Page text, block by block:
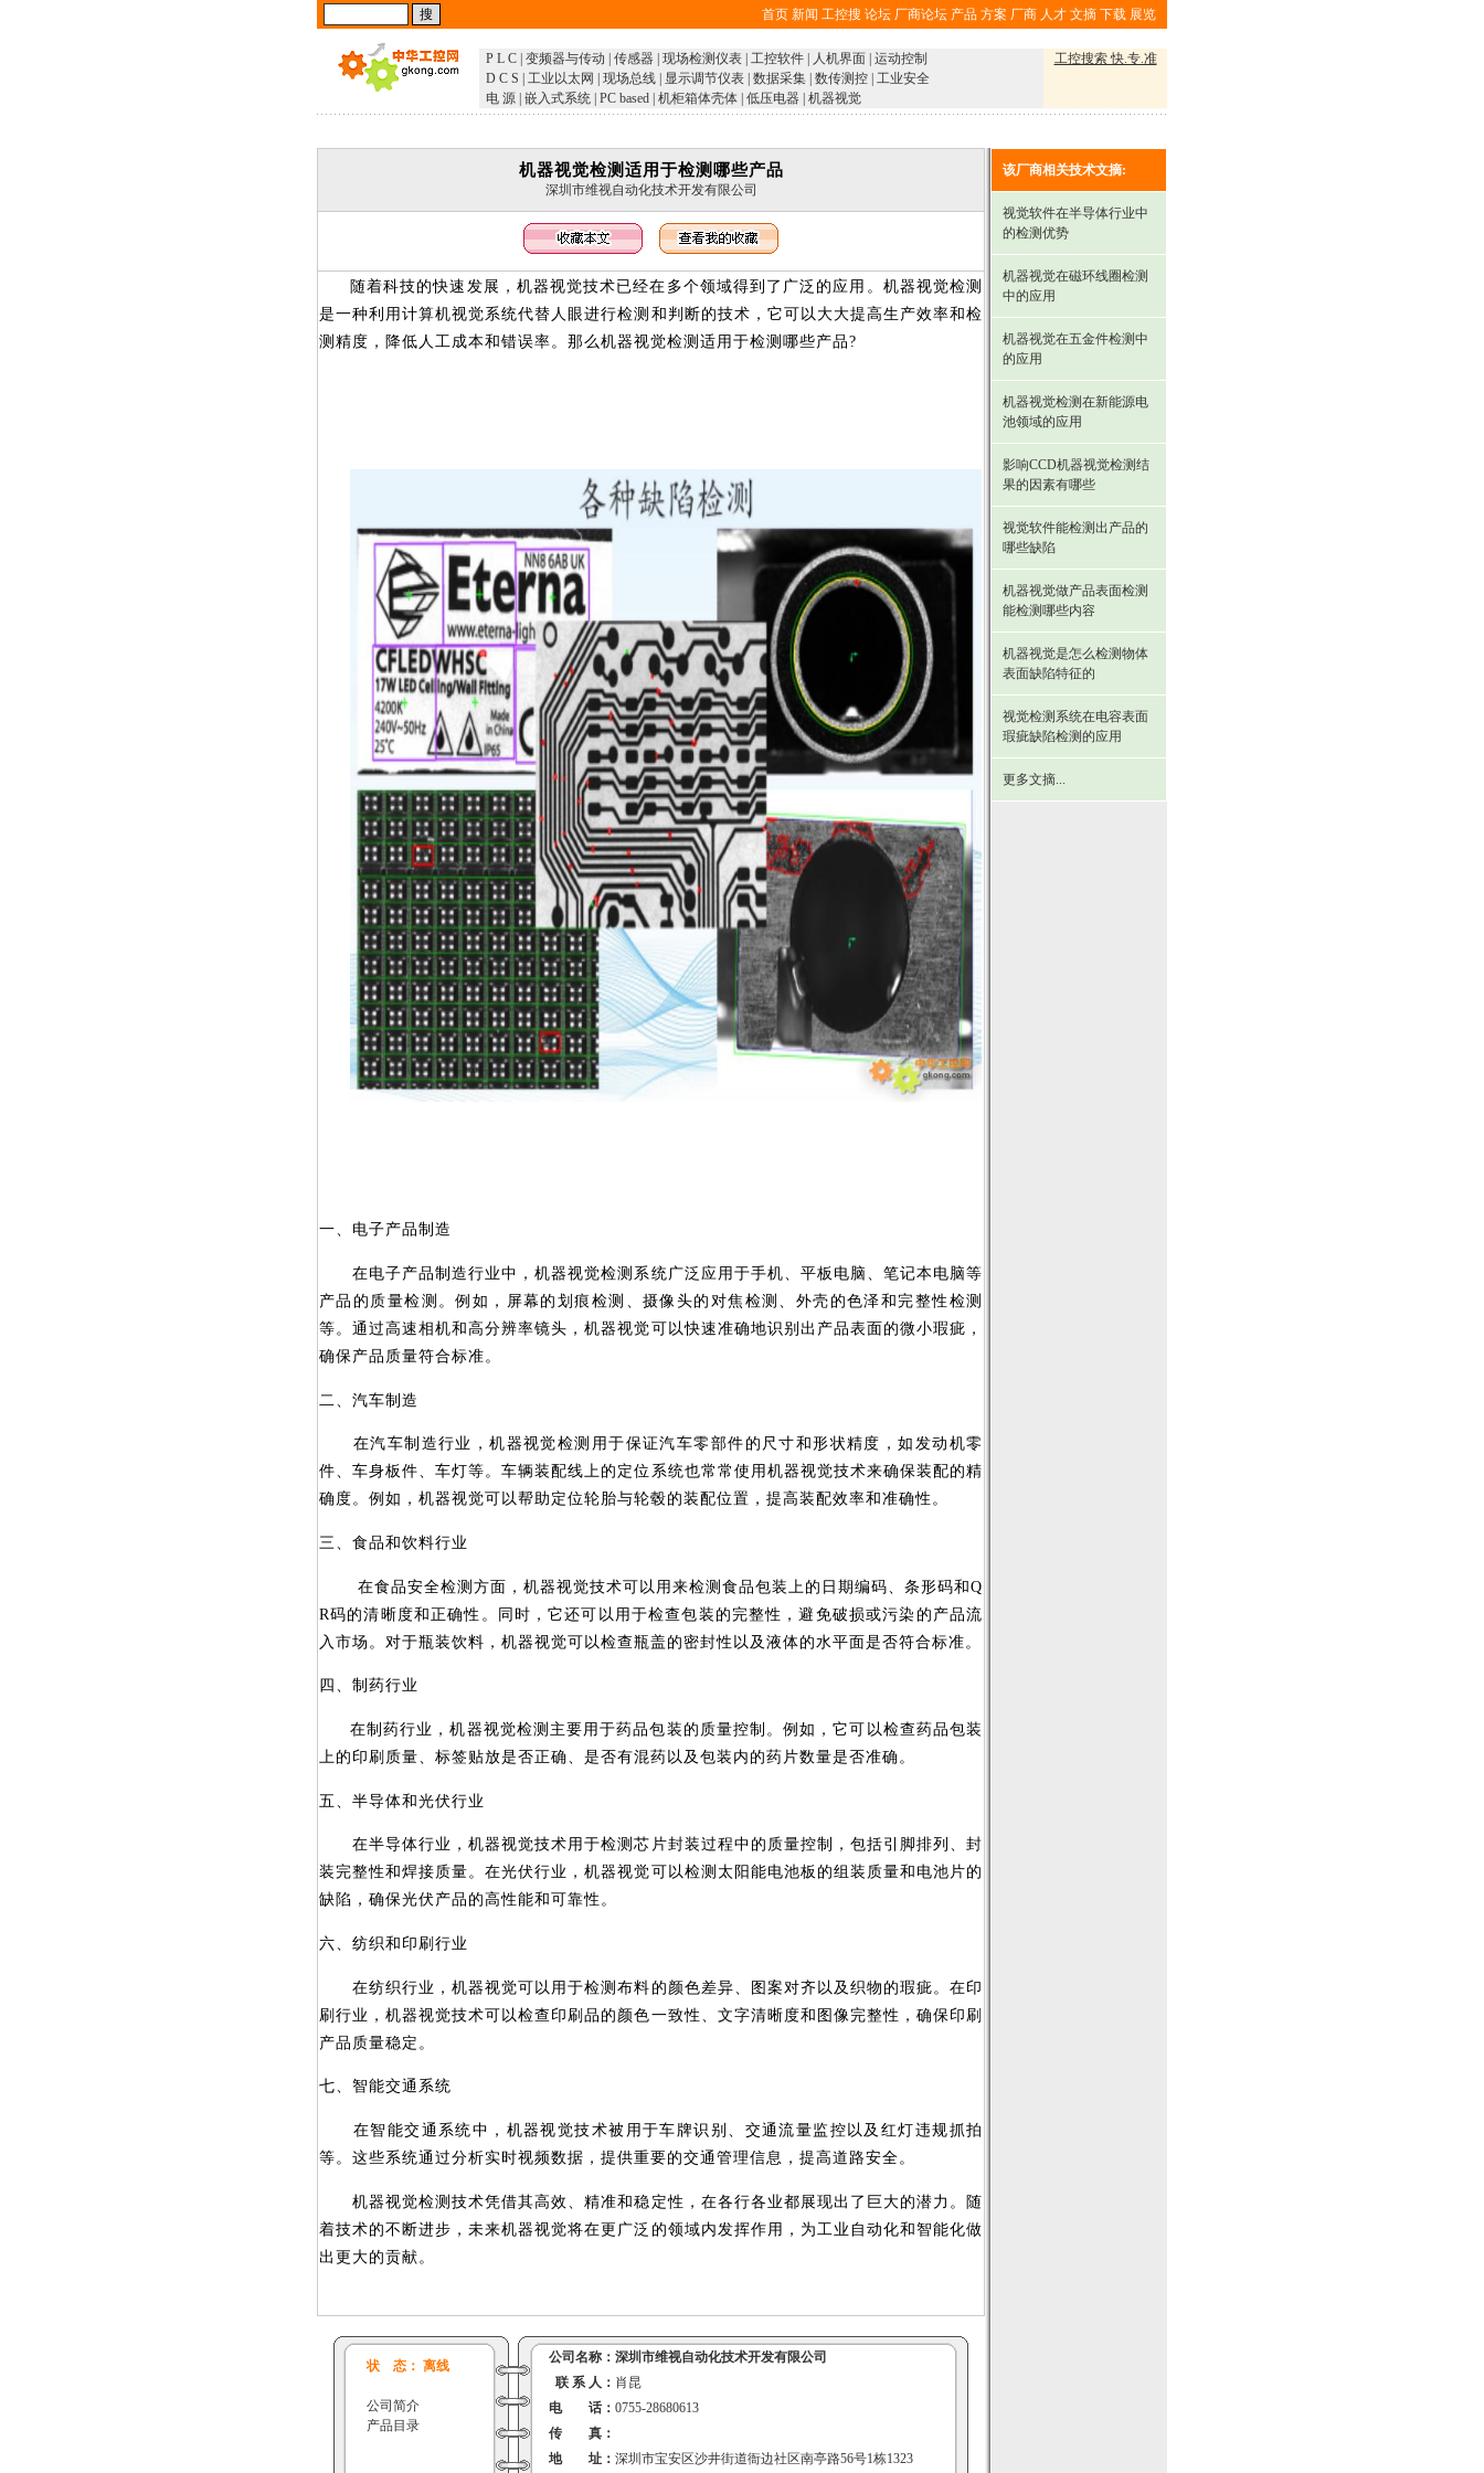
首页 新闻 工控搜 论坛 厂商论坛 产品 方案 厂商 人才 文摘 下载 展览
P L C 变频器与传动 传感器 现场检测仪表 工控软件 人机界面 运动控制
D C S
工业以太网 现场总线 显示调节仪表 数据采集 数传测控 工业安全
电 源 嵌入式系统 PC based 机柜箱体壳体 低压电器 机器视觉
工控搜索 快.专.准
机器视觉检测适用于检测哪些产品
深圳市维视自动化技术开发有限公司
随着科技的快速发展，机器视觉技术已经在多个领域得到了广泛的应用。机器视觉检测
是一种利用计算机视觉系统代替人眼进行检测和判断的技术，它可以大大提高生产效率和检
测精度，降低人工成本和错误率。那么机器视觉检测适用于检测哪些产品?
一、电子产品制造
在电子产品制造行业中，机器视觉检测系统广泛应用于手机、平板电脑、笔记本电脑等
产品的质量检测。例如，屏幕的划痕检测、摄像头的对焦检测、外壳的色泽和完整性检测
等。通过高速相机和高分辨率镜头，机器视觉可以快速准确地识别出产品表面的微小瑕疵，
确保产品质量符合标准。
二、汽车制造
在汽车制造行业，机器视觉检测用于保证汽车零部件的尺寸和形状精度，如发动机零
件、车身板件、车灯等。车辆装配线上的定位系统也常常使用机器视觉技术来确保装配的精
确度。例如，机器视觉可以帮助定位轮胎与轮毂的装配位置，提高装配效率和准确性。
三、食品和饮料行业
在食品安全检测方面，机器视觉技术可以用来检测食品包装上的日期编码、条形码和Q
R码的清晰度和正确性。同时，它还可以用于检查包装的完整性，避免破损或污染的产品流
入市场。对于瓶装饮料，机器视觉可以检查瓶盖的密封性以及液体的水平面是否符合标准。
四、制药行业
在制药行业，机器视觉检测主要用于药品包装的质量控制。例如，它可以检查药品包装
上的印刷质量、标签贴放是否正确
是否有混药 以及包装内的药片数量是否准确。
五、半导体和光伏行业
在半导体行业，机器视觉技术用于检测芯片封装过程中的质量控制，包括引脚排列、封
装完整性和焊接质量。在光伏行业，机器视觉可以检测太阳能电池板的组装质量和电池片的
缺陷，确保光伏产品的高性能和可靠性。
六、纺织和印刷行业
在纺织行业，机器视觉可以用于检测布料的颜色差异、图案对齐以及织物的瑕疵。在印
刷行业，机器视觉技术可以检查印刷品的颜色一致性、文字清晰度和图像完整性，确保印刷
产品质量稳定。
七、智能交通系统
在智能交通系统中，机器视觉技术被用于车牌识别、交通流量监控以及红灯违规抓拍
等。这些系统通过分析实时视频数据，提供重要的交通管理信息，提高道路安全。
机器视觉检测技术凭借其高效、精准和稳定性，在各行各业都展现出了巨大的潜力。随
着技术的不断进步，未来机器视觉将在更广泛的领域内发挥作用，为工业自动化和智能化做
出更大的贡献。
状 态： 离线
公司简介
产品目录
公司名称： 深圳市维视自动化技术开发有限公司
联 系 人： 肖昆
电 话： 0755-28680613
传 真：
地 址： 深圳市宝安区沙井街道衙边社区南亭路56号1栋1323
该厂商相关技术文摘:
视觉软件在半导体行业中
的检测优势
机器视觉在磁环线圈检测
中的应用
机器视觉在五金件检测中
的应用
机器视觉检测在新能源电
池领域的应用
影响CCD机器视觉检测结
果的因素有哪些
视觉软件能检测出产品的
哪些缺陷
机器视觉做产品表面检测
能检测哪些内容
机器视觉是怎么检测物体
表面缺陷特征的
视觉检测系统在电容表面
瑕疵缺陷检测的应用
更多文摘...